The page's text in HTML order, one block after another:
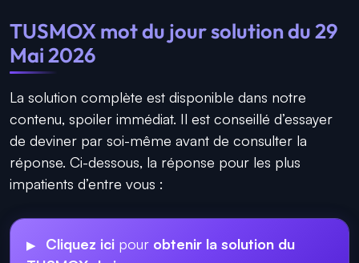
TUSMOX mot du jour solution du 29
Mai 2026
La solution complète est disponible dans notre
contenu, spoiler immédiat. Il est conseillé d’essayer
de deviner par soi-même avant de consulter la
réponse. Ci-dessous, la réponse pour les plus
impatients d’entre vous :
Cliquez ici pour obtenir la solution du